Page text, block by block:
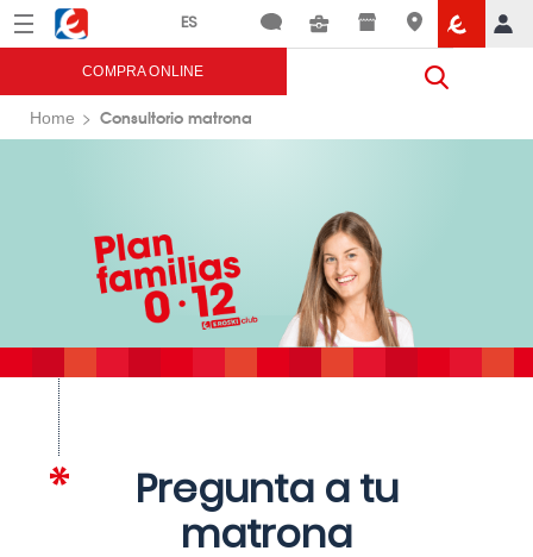
Menú Eroski
COMPRA ONLINE
Home Consultorio matrona
Pregunta a tu
matrona